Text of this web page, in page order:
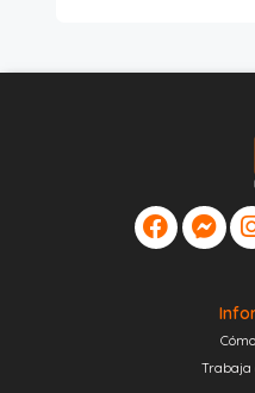
Trabaja